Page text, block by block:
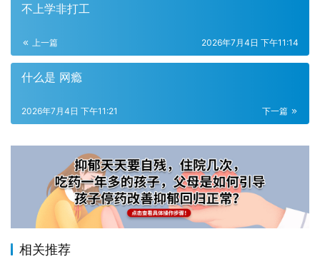
不上学非打工
上一篇 2026年7月4日 下午11:14
什么是 网瘾
下一篇
2026年7月4日 下午11:21
相关推荐